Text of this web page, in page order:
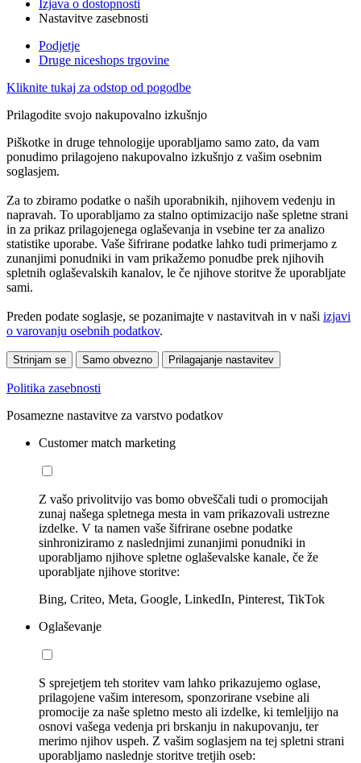
Izjava o dostopnosti
Nastavitve zasebnosti
Podjetje
Druge niceshops trgovine
Kliknite tukaj za odstop od pogodbe
Prilagodite svojo nakupovalno izkušnjo
Piškotke in druge tehnologije uporabljamo samo zato, da vam
ponudimo prilagojeno nakupovalno izkušnjo z vašim osebnim
soglasjem.
Za to zbiramo podatke o naših uporabnikih, njihovem vedenju in
napravah. To uporabljamo za stalno optimizacijo naše spletne strani
in za prikaz prilagojenega oglaševanja in vsebine ter za analizo
statistike uporabe. Vaše šifrirane podatke lahko tudi primerjamo z
zunanjimi ponudniki in vam prikažemo ponudbe prek njihovih
spletnih oglaševalskih kanalov, le če njihove storitve že uporabljate
sami.
Preden podate soglasje, se pozanimajte v nastavitvah in v naši izjavi
o varovanju osebnih podatkov.
Strinjam se Samo obvezno Prilagajanje nastavitev
Politika zasebnosti
Posamezne nastavitve za varstvo podatkov
Customer match marketing
Z vašo privolitvijo vas bomo obveščali tudi o promocijah
zunaj našega spletnega mesta in vam prikazovali ustrezne
izdelke. V ta namen vaše šifrirane osebne podatke
sinhroniziramo z naslednjimi zunanjimi ponudniki in
uporabljamo njihove spletne oglaševalske kanale, če že
uporabljate njihove storitve:
Bing, Criteo, Meta, Google, LinkedIn, Pinterest, TikTok
Oglaševanje
S sprejetjem teh storitev vam lahko prikazujemo oglase,
prilagojene vašim interesom, sponzorirane vsebine ali
promocije za naše spletno mesto ali izdelke, ki temleljijo na
osnovi vašega vedenja pri brskanju in nakupovanju, ter
merimo njihov uspeh. Z vašim soglasjem na tej spletni strani
uporabljamo naslednje storitve tretjih oseb: